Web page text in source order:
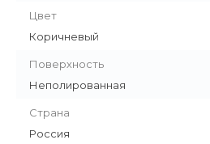
Цвет
Коричневый
Поверхность
Неполированная
Страна
Россия